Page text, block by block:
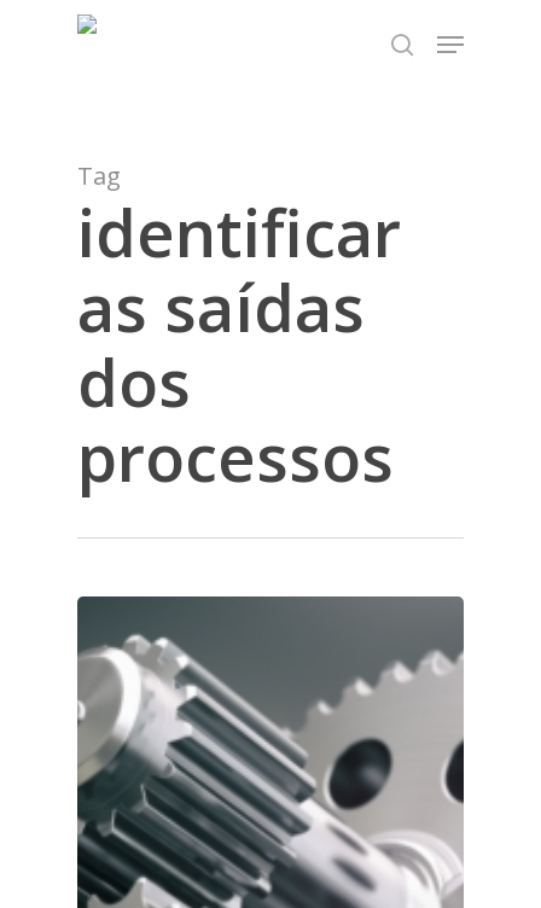
TEST89838
search
Menu
Tag
identificar
as saídas
dos
processos